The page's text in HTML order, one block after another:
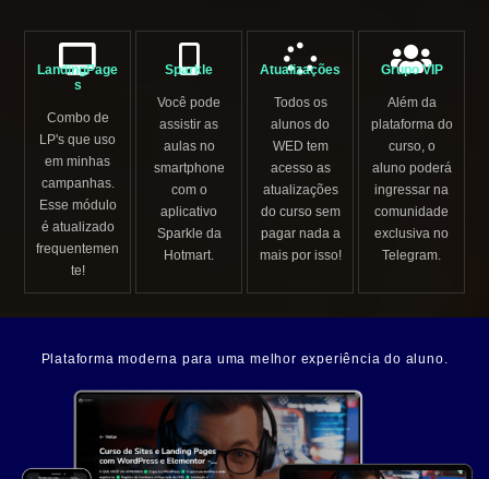
LandingPage
s
Combo de
LP's que uso
em minhas
campanhas.
Esse módulo
é atualizado
frequentemen
te!
Sparkle
Você pode
assistir as
aulas no
smartphone
com o
aplicativo
Sparkle da
Hotmart.
Atualizações
Todos os
alunos do
WED tem
acesso as
atualizações
do curso sem
pagar nada a
mais por isso!
Grupo VIP
Além da
plataforma do
curso, o
aluno poderá
ingressar na
comunidade
exclusiva no
Telegram.
Plataforma moderna para uma melhor experiência do aluno.